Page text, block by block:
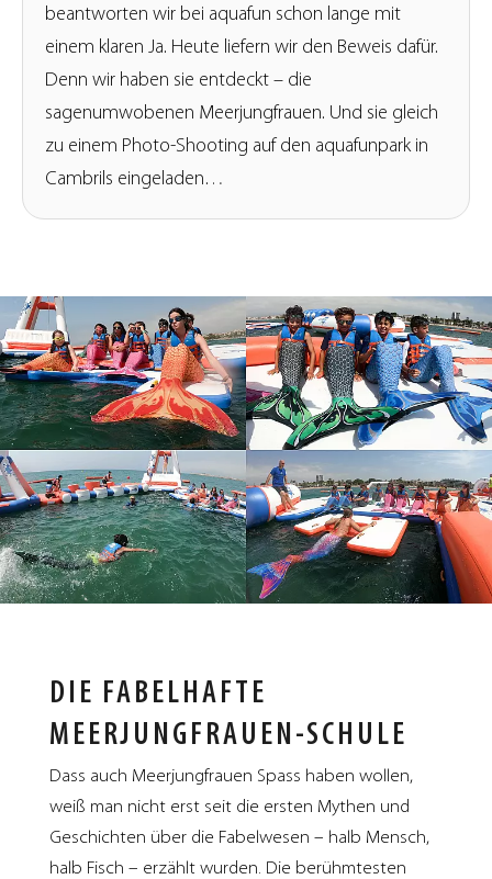
beantworten wir bei aquafun schon lange mit
einem klaren Ja. Heute liefern wir den Beweis dafür.
Denn wir haben sie entdeckt – die
sagenumwobenen Meerjungfrauen. Und sie gleich
zu einem Photo-Shooting auf den aquafunpark in
Cambrils eingeladen…
DIE FABELHAFTE
MEERJUNGFRAUEN-SCHULE
Dass auch Meerjungfrauen Spass haben wollen,
weiß man nicht erst seit die ersten Mythen und
Geschichten über die Fabelwesen – halb Mensch,
halb Fisch – erzählt wurden. Die berühmtesten